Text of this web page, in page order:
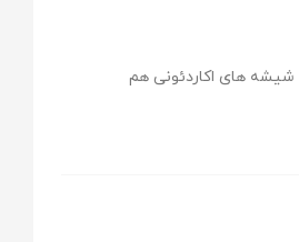
های اکاردئونی هم